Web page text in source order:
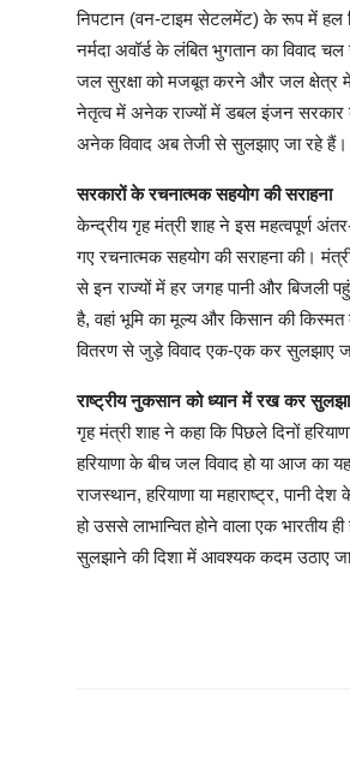
निपटान (वन-टाइम सेटलमेंट) के रूप में हल
नर्मदा अवॉर्ड के लंबित भुगतान का विवाद
जल सुरक्षा को मजबूत करने और जल क्षेत्र में
नेतृत्व में अनेक राज्यों में डबल इंजन सरकार
अनेक विवाद अब तेजी से सुलझाए जा रहे हैं।
सरकारों के रचनात्मक सहयोग की सराहना
केन्द्रीय गृह मंत्री शाह ने इस महत्वपूर्ण
गए रचनात्मक सहयोग की सराहना की।
से इन राज्यों में हर जगह पानी और बिजली
है, वहां भूमि का मूल्य और किसान की
वितरण से जुड़े विवाद एक-एक कर सुलझाए
राष्ट्रीय नुकसान को ध्यान में रख कर
गृह मंत्री शाह ने कहा कि पिछले दिनों
हरियाणा के बीच जल विवाद हो या आज का
राजस्थान, हरियाणा या महाराष्ट्र, पानी
हो उससे लाभान्वित होने वाला एक भारतीय
सुलझाने की दिशा में आवश्यक कदम उठाए जाने